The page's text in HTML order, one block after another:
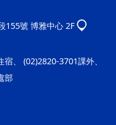
155號 博雅中心 2F
、 (02)2820-3701課外、
部